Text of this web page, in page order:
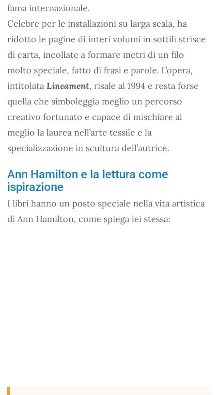
fama internazionale.
Celebre per le installazioni su larga scala, ha
ridotto le pagine di interi volumi in sottili strisce
di carta, incollate a formare metri di un filo
molto speciale, fatto di frasi e parole. L’opera,
intitolata Lineament, risale al 1994 e resta forse
quella che simboleggia meglio un percorso
creativo fortunato e capace di mischiare al
meglio la laurea nell’arte tessile e la
specializzazione in scultura dell’autrice.
Ann Hamilton e la lettura come
ispirazione
I libri hanno un posto speciale nella vita artistica
di Ann Hamilton, come spiega lei stessa: